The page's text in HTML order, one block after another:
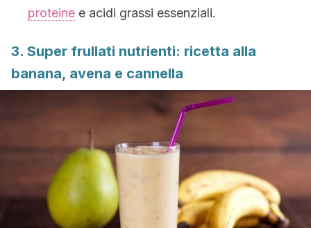
proteine e acidi grassi essenziali.
3. Super frullati nutrienti: ricetta alla
banana, avena e cannella